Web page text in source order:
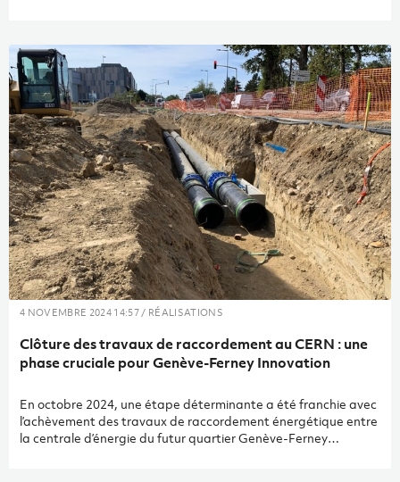
importantes ou de limiter leur fréquence. Amstein + Walthert a
identifié ce défi et décidé de miser sur l’outil de mise en relation
Mystery Minds.
4 NOVEMBRE 2024 14:57 / RÉALISATIONS
Clôture des travaux de raccordement au CERN : une
phase cruciale pour Genève-Ferney Innovation
En octobre 2024, une étape déterminante a été franchie avec
l’achèvement des travaux de raccordement énergétique entre
la centrale d’énergie du futur quartier Genève-Ferney